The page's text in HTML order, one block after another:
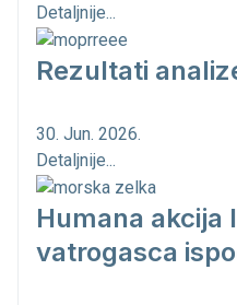
Detaljnije...
Rezultati
30. Jun. 2026.
Detaljnije...
Humana akcija
vatrogasca